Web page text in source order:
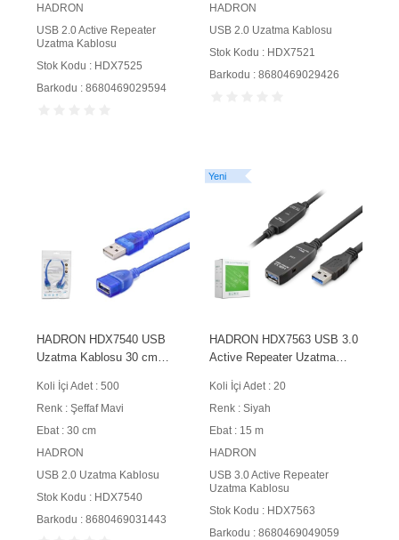
HADRON
USB 2.0 Active Repeater
Uzatma Kablosu
Stok Kodu : HDX7525
Barkodu : 8680469029594
HADRON
USB 2.0 Uzatma Kablosu
Stok Kodu : HDX7521
Barkodu : 8680469029426
HADRON HDX7540 USB
Uzatma Kablosu 30 cm
Koli İçi Adet : 500
Renk : Şeffaf Mavi
Ebat : 30 cm
HADRON
USB 2.0 Uzatma Kablosu
Stok Kodu : HDX7540
Barkodu : 8680469031443
Yeni
HADRON HDX7563 USB 3.0
Active Repeater Uzatma
Koli İçi Adet : 20
Renk : Siyah
Ebat : 15 m
HADRON
USB 3.0 Active Repeater
Uzatma Kablosu
Stok Kodu : HDX7563
Barkodu : 8680469049059